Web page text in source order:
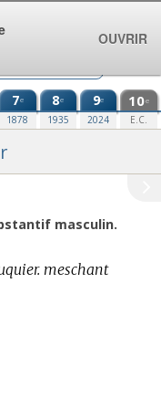
7e
1878
8e
1935
9e
2024
10e
E.C.
masculin.
meschant
OUVRIR